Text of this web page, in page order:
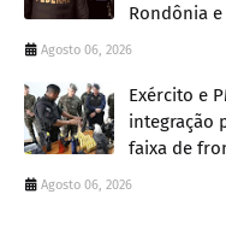
Rondônia e
Agosto 06, 2026
Exército e
integração
faixa de
Agosto 06, 2026